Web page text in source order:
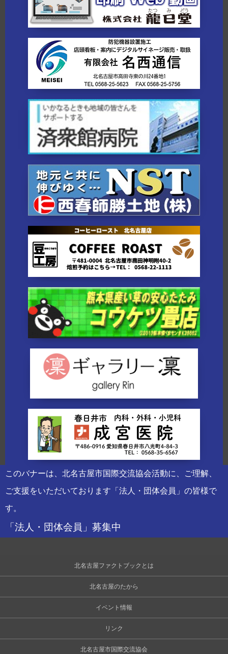
このバナーは、北名古屋市国際交流協会活動に、ご理解、
ご支援をいただいております「法人・団体会員」の皆様で
す。
「法人・団体会員」募集中
北名古屋ファクトブックとは
北名古屋のたから
イベント情報
リンク
北名古屋市国際交流協会